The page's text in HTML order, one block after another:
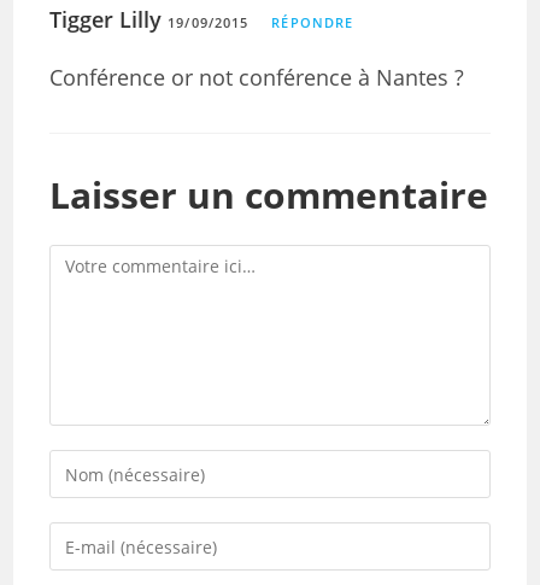
Tigger Lilly 19/09/2015 RÉPONDRE
Conférence or not conférence à Nantes ?
Laisser un commentaire